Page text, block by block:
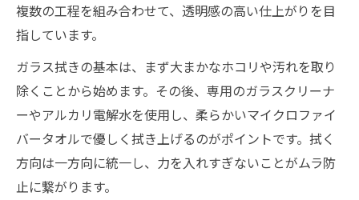
複数の工程を組み合わせて、透明感の高い仕上がりを目
指しています。
ガラス拭きの基本は、まず大まかなホコリや汚れを取り
除くことから始めます。その後、専用のガラスクリーナ
ーやアルカリ電解水を使用し、柔らかいマイクロファイ
バータオルで優しく拭き上げるのがポイントです。拭く
方向は一方向に統一し、力を入れすぎないことがムラ防
止に繋がります。